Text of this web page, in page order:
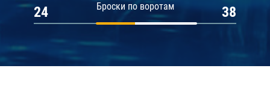
Броски по воротам
24 38